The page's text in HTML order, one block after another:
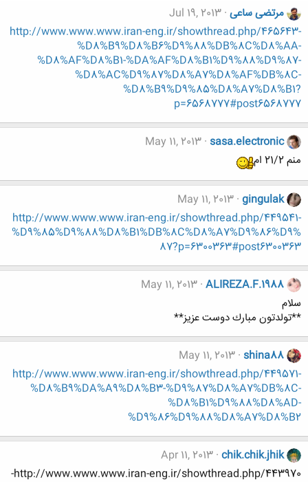
مرتضی ساعی Jul 19, 2013
http://www.www.www.iran-eng.ir/showthread.php/465643-
%D8%B9%D8%B6%D9%88%DB%8C%D8%AA-
%D8%AF%D8%B1-%DA%AF%D8%B1%D9%88%D9%87-
%D8%AC%D9%87%D8%A7%D8%AF%DB%8C-
%D8%B9%D9%85%D8%A7%D8%B1?
p=6568777#post6568777
sasa.electronic
May 11, 2013
منم 21/2 ام
gingulak
May 11, 2013
http://www.www.www.iran-eng.ir/showthread.php/449541-
%D9%85%D9%88%D8%B1%DB%8C%D8%A7%D9%86%D9%
87?p=6300363#post6300363
ALIREZA.F.1988
May 11, 2013
سلام
**تولدتون مبارك دوست عزيز**
shina88
May 11, 2013
http://www.www.www.iran-eng.ir/showthread.php/449571-
%D8%B9%DA%A9%D8%B3-%D9%87%D8%A7%DB%8C-
%D8%B1%D9%88%D8%AD-
%D9%86%D9%88%D8%A7%D8%B2
chik.chik.jhik
Apr 11, 2013
http://www.www.www.iran-eng.ir/showthread.php/443970-